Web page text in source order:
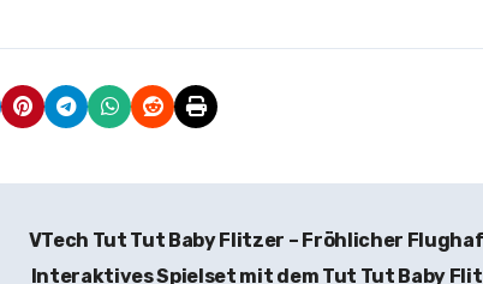
VTech Tut Tut Baby Flitzer – Fröhlicher
Interaktives Spielset mit dem Tut Tut Baby